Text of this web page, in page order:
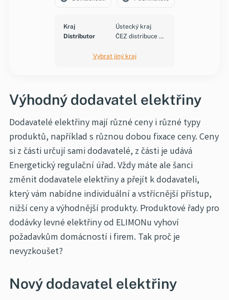
Kraj
Ústecký kraj
Distributor
ČEZ distribuce a.s.
Vybrat jiný kraj
Výhodný dodavatel elektřiny
Dodavatelé elektřiny mají různé ceny i různé typy
produktů, například s různou dobou fixace ceny. Ceny
si z části určují sami dodavatelé, z části je udává
Energetický regulační úřad. Vždy máte ale šanci
změnit dodavatele elektřiny a přejít k dodavateli,
který vám nabídne individuální a vstřícnější přístup,
nižší ceny a výhodnější produkty. Produktové řady pro
dodávky levné elektřiny od ELIMONu vyhoví
požadavkům domácností i firem. Tak proč je
nevyzkoušet?
Nový dodavatel elektřiny